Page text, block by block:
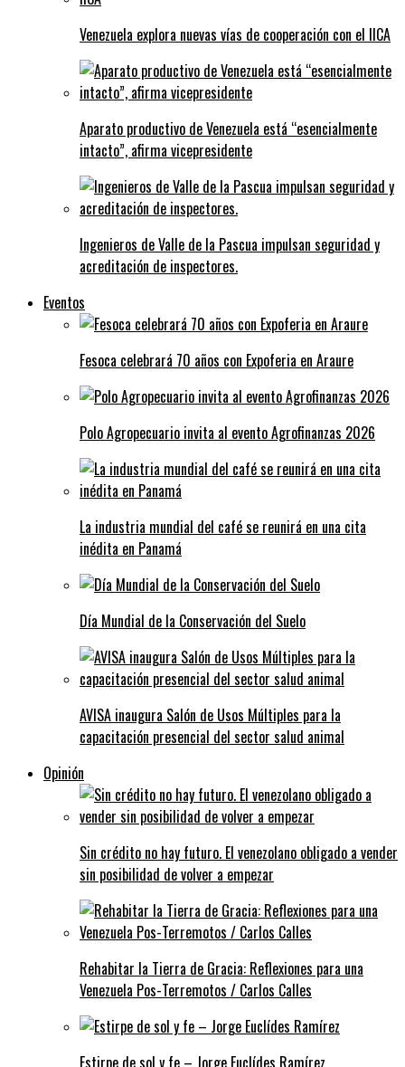
Venezuela explora nuevas vías de cooperación con el IICA
Aparato productivo de Venezuela está “esencialmente
intacto”, afirma vicepresidente
Ingenieros de Valle de la Pascua impulsan seguridad y
acreditación de inspectores.
Eventos
Fesoca celebrará 70 años con Expoferia en Araure
Polo Agropecuario invita al evento Agrofinanzas 2026
La industria mundial del café se reunirá en una cita
inédita en Panamá
Día Mundial de la Conservación del Suelo
AVISA inaugura Salón de Usos Múltiples para la
capacitación presencial del sector salud animal
Opinión
Sin crédito no hay futuro. El venezolano obligado a vender
sin posibilidad de volver a empezar
Rehabitar la Tierra de Gracia: Reflexiones para una
Venezuela Pos-Terremotos / Carlos Calles
Estirpe de sol y fe – Jorge Euclídes Ramírez